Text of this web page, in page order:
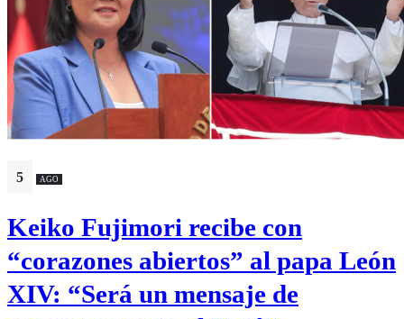
5 AGO
Keiko Fujimori recibe con
“corazones abiertos” al papa León
XIV: “Será un mensaje de